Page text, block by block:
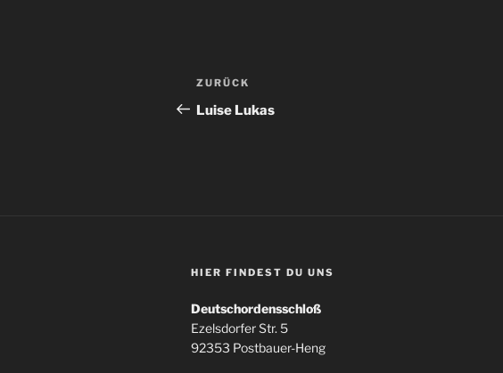
Beitragsnavigation
Vorheriger
Beitrag
ZURÜCK
Luise Lukas
HIER FINDEST DU UNS
Deutschordensschloß
Ezelsdorfer Str. 5
92353 Postbauer-Heng